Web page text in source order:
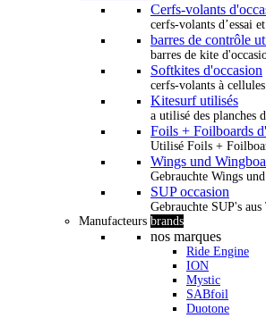
Cerfs-volants
cerfs-volants d’essai
barres de contrôle
barres de kite
Softkites d'occasion
cerfs-volants à
Kitesurf utilisés
a utilisé des planches
Foils + Foilboards
Utilisé Foils +
Wings und
Gebrauchte Wings
SUP occasion
Gebrauchte SUP's
Manufacteurs brands
nos marques
Ride Engine
ION
Mystic
SABfoil
Duotone